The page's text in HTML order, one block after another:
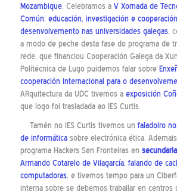
Mozambique. Celebramos a V Xornada de
Común: educación, investigación e
desenvolvemento nas universidades galegas,
a modo de peche desta fase do programa de
rede, que financiou Cooperación Galega da
Politécnica de Lugo puidemos falar sobre
cooperación internacional para o
ARquitectura da UDC tivemos a exposición
que logo foi trasladada ao IES Curtis.
Tamén no IES Curtis tivemos un faladoiro
de informáticasobre electrónica ética.
programa Hackers Sen Fronteiras en secundaria
Armando Cotarelo de Vilagarcía, falando de
computadoras, e tivemos tempo para un
interna sobre se debemos traballar en centros